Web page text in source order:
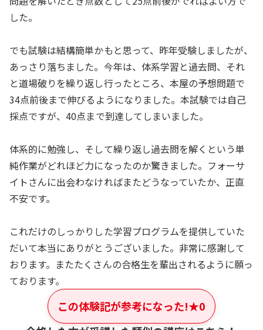
した。
でも試験は結構簡単かもと思って、昨年受験しましたが、
あっさり落ちました。今年は、体系学習と過去問、それ
と道場破りを繰り返し行ったところ、本屋の予想問題で
34点前後まで伸びるようになりました。本試験では自己
採点ですが、40点まで到達してしまいました。
体系的に勉強し、そして繰り返し過去問を解くという単
純作業がどれほど力になったのか驚きました。フォーサ
イトさんに出会わなければまたどうなっていたか、正直
不安です。
これだけのしっかりした学習プログラムを提供していた
だいて本当にありがとうございました。非常に感謝して
おります。またたくさんの合格生を輩出されるように願っ
ております。
この体験記が参考になった!★0